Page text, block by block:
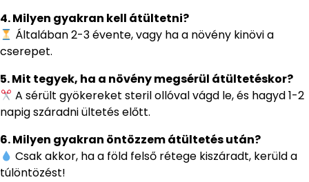
4. Milyen gyakran kell átültetni?
Általában 2-3 évente, vagy ha a növény kinövi a
cserepet.
5. Mit tegyek, ha a növény megsérül átültetéskor?
A sérült gyökereket steril ollóval vágd le, és hagyd 1-2
napig száradni ültetés előtt.
6. Milyen gyakran öntözzem átültetés után?
Csak akkor, ha a föld felső rétege kiszáradt, kerüld a
túlöntözést!